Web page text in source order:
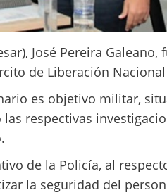
José Pereira Galeano,
de Liberación Nacional
es objetivo militar,
respectivas
de la Policía, al
la seguridad del